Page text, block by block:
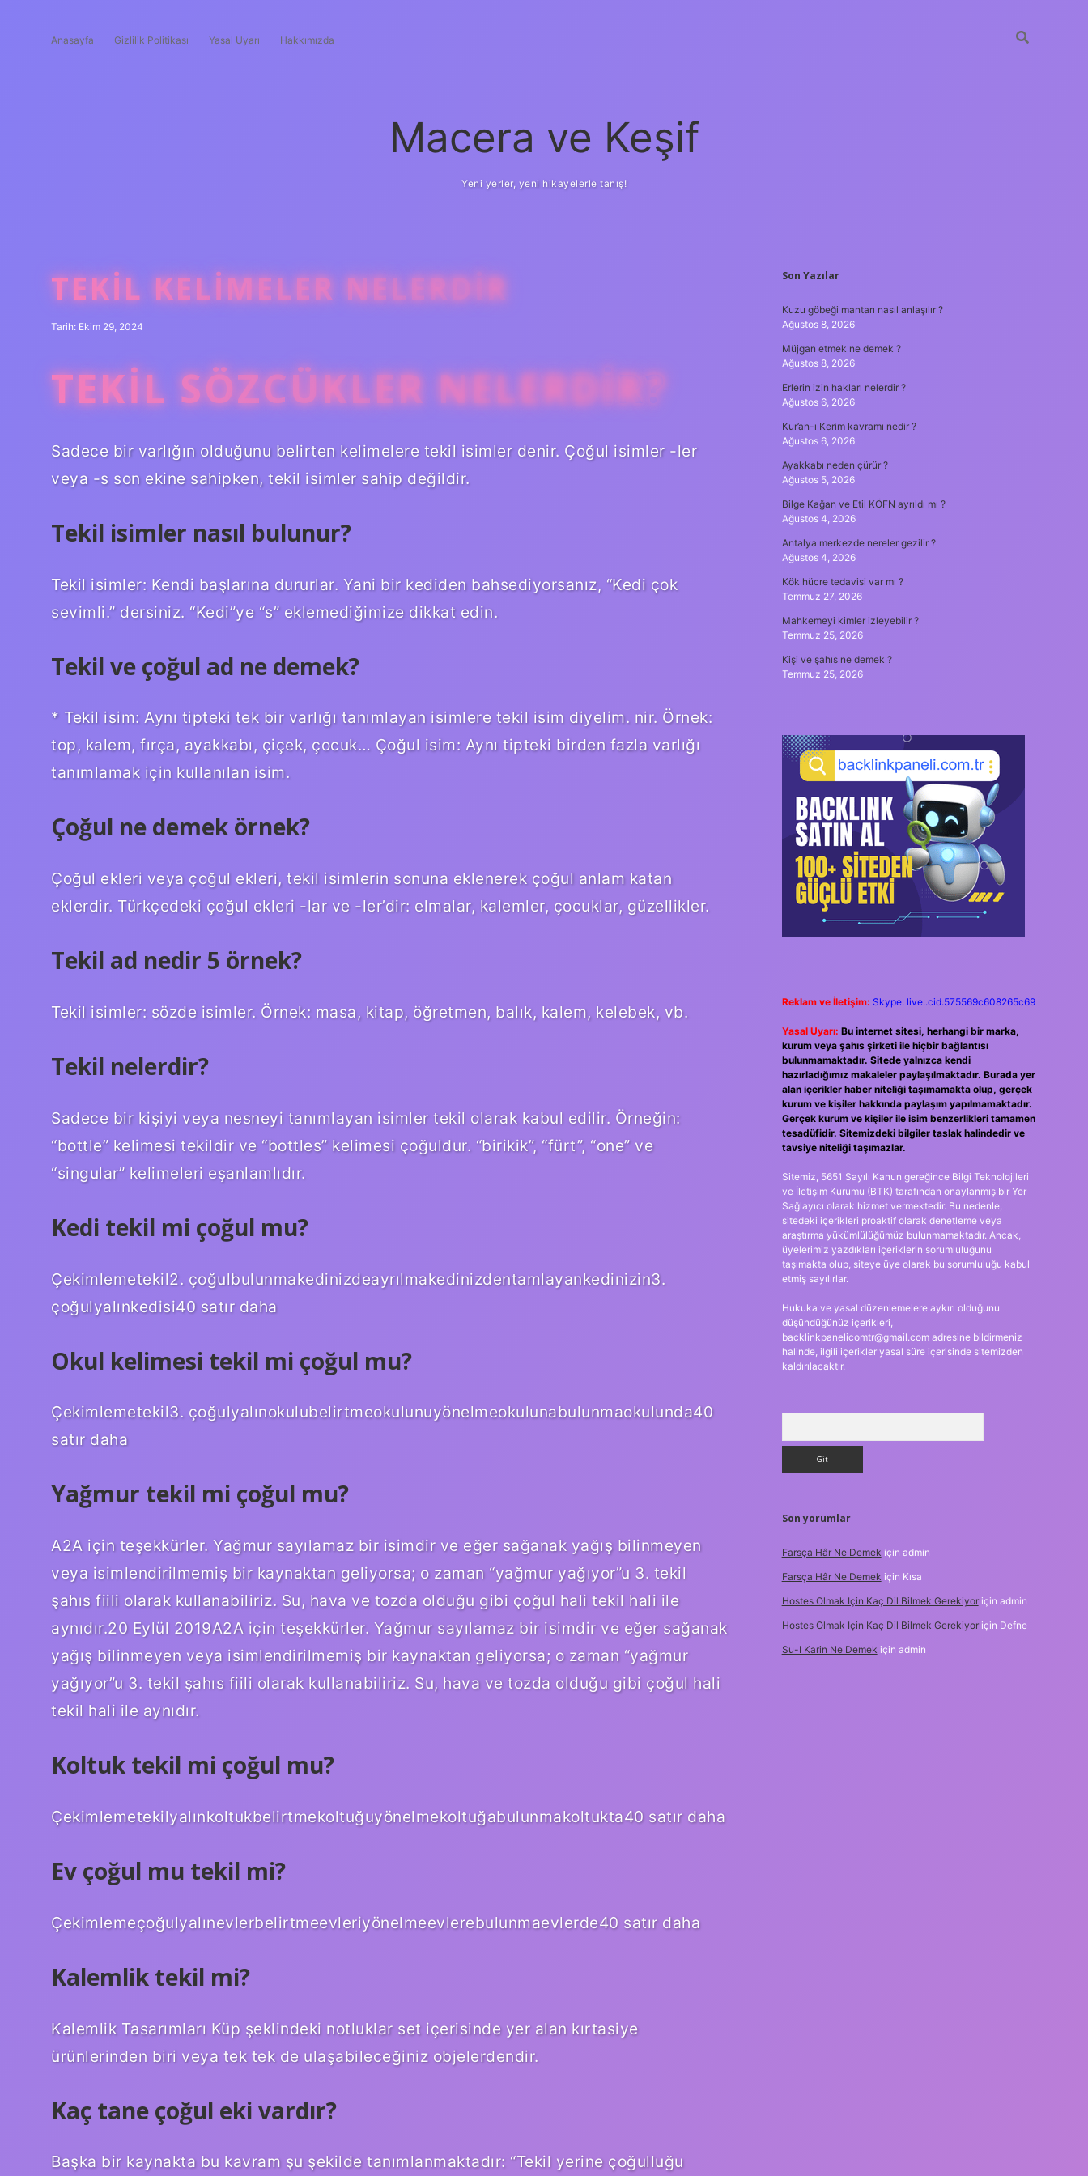
Anasayfa Gizlilik Politikası Yasal Uyarı Hakkımızda
Macera ve Keşif
Yeni yerler, yeni hikayelerle tanış!
TEKIL KELIMELER NELERDIR
Tarih: Ekim 29, 2024
TEKIL SÖZCÜKLER NELERDIR?
Sadece bir varlığın olduğunu belirten kelimelere tekil isimler denir. Çoğul isimler -ler
veya -s son ekine sahipken, tekil isimler sahip değildir.
Tekil isimler nasıl bulunur?
Tekil isimler: Kendi başlarına dururlar. Yani bir kediden bahsediyorsanız, “Kedi çok
sevimli.” dersiniz. “Kedi”ye “s” eklemediğimize dikkat edin.
Tekil ve çoğul ad ne demek?
* Tekil isim: Aynı tipteki tek bir varlığı tanımlayan isimlere tekil isim diyelim. nir. Örnek:
top, kalem, fırça, ayakkabı, çiçek, çocuk… Çoğul isim: Aynı tipteki birden fazla varlığı
tanımlamak için kullanılan isim.
Çoğul ne demek örnek?
Çoğul ekleri veya çoğul ekleri, tekil isimlerin sonuna eklenerek çoğul anlam katan
eklerdir. Türkçedeki çoğul ekleri -lar ve -ler’dir: elmalar, kalemler, çocuklar, güzellikler.
Tekil ad nedir 5 örnek?
Tekil isimler: sözde isimler. Örnek: masa, kitap, öğretmen, balık, kalem, kelebek, vb.
Tekil nelerdir?
Sadece bir kişiyi veya nesneyi tanımlayan isimler tekil olarak kabul edilir. Örneğin:
“bottle” kelimesi tekildir ve “bottles” kelimesi çoğuldur. “birikik”, “fürt”, “one” ve
“singular” kelimeleri eşanlamlıdır.
Kedi tekil mi çoğul mu?
Çekimlemetekil2. çoğulbulunmakedinizdeayrılmakedinizdentamlayankedinizin3.
çoğulyalınkedisi40 satır daha
Okul kelimesi tekil mi çoğul mu?
Çekimlemetekil3. çoğulyalınokulubelirtmeokulunuyönelmeokulunabulunmaokulunda40
satır daha
Yağmur tekil mi çoğul mu?
A2A için teşekkürler. Yağmur sayılamaz bir isimdir ve eğer sağanak yağış bilinmeyen
veya isimlendirilmemiş bir kaynaktan geliyorsa; o zaman “yağmur yağıyor”u 3. tekil
şahıs fiili olarak kullanabiliriz. Su, hava ve tozda olduğu gibi çoğul hali tekil hali ile
aynıdır.20 Eylül 2019A2A için teşekkürler. Yağmur sayılamaz bir isimdir ve eğer sağanak
yağış bilinmeyen veya isimlendirilmemiş bir kaynaktan geliyorsa; o zaman “yağmur
yağıyor”u 3. tekil şahıs fiili olarak kullanabiliriz. Su, hava ve tozda olduğu gibi çoğul hali
tekil hali ile aynıdır.
Koltuk tekil mi çoğul mu?
Çekimlemetekilyalınkoltukbelirtmekoltuğuyönelmekoltuğabulunmakoltukta40 satır daha
Ev çoğul mu tekil mi?
Çekimlemeçoğulyalınevlerbelirtmeevleriyönelmeevlerebulunmaevlerde40 satır daha
Kalemlik tekil mi?
Kalemlik Tasarımları Küp şeklindeki notluklar set içerisinde yer alan kırtasiye
ürünlerinden biri veya tek tek de ulaşabileceğiniz objelerdendir.
Kaç tane çoğul eki vardır?
Başka bir kaynakta bu kavram şu şekilde tanımlanmaktadır: “Tekil yerine çoğulluğu
SIDEBAR
Son Yazılar
Kuzu göbeği mantarı nasıl anlaşılır ?
Ağustos 8, 2026
Müjgan etmek ne demek ?
Ağustos 8, 2026
Erlerin izin hakları nelerdir ?
Ağustos 6, 2026
Kur’an-ı Kerim kavramı nedir ?
Ağustos 6, 2026
Ayakkabı neden çürür ?
Ağustos 5, 2026
Bilge Kağan ve Etil KÖFN ayrıldı mı ?
Ağustos 4, 2026
Antalya merkezde nereler gezilir ?
Ağustos 4, 2026
Kök hücre tedavisi var mı ?
Temmuz 27, 2026
Mahkemeyi kimler izleyebilir ?
Temmuz 25, 2026
Kişi ve şahıs ne demek ?
Temmuz 25, 2026
Reklam ve İletişim: Skype: live:.cid.575569c608265c69
Yasal Uyarı: Bu internet sitesi, herhangi bir marka,
kurum veya şahıs şirketi ile hiçbir bağlantısı
bulunmamaktadır. Sitede yalnızca kendi
hazırladığımız makaleler paylaşılmaktadır. Burada yer
alan içerikler haber niteliği taşımamakta olup, gerçek
kurum ve kişiler hakkında paylaşım yapılmamaktadır.
Gerçek kurum ve kişiler ile isim benzerlikleri tamamen
tesadüfidir. Sitemizdeki bilgiler taslak halindedir ve
tavsiye niteliği taşımazlar.
Sitemiz, 5651 Sayılı Kanun gereğince Bilgi Teknolojileri
ve İletişim Kurumu (BTK) tarafından onaylanmış bir Yer
Sağlayıcı olarak hizmet vermektedir. Bu nedenle,
sitedeki içerikleri proaktif olarak denetleme veya
araştırma yükümlülüğümüz bulunmamaktadır. Ancak,
üyelerimiz yazdıkları içeriklerin sorumluluğunu
taşımakta olup, siteye üye olarak bu sorumluluğu kabul
etmiş sayılırlar.
Hukuka ve yasal düzenlemelere aykırı olduğunu
düşündüğünüz içerikleri,
backlinkpanelicomtr@gmail.comadresine bildirmeniz
halinde, ilgili içerikler yasal süre içerisinde sitemizden
kaldırılacaktır.
Son yorumlar
Farsça Hâr Ne Demek için admin
Farsça Hâr Ne Demek için Kısa
Hostes Olmak Için Kaç Dil Bilmek Gerekiyoriçin admin
Hostes Olmak Için Kaç Dil Bilmek Gerekiyoriçin Defne
Su-I Karin Ne Demek için admin
ilbet yeni giriş